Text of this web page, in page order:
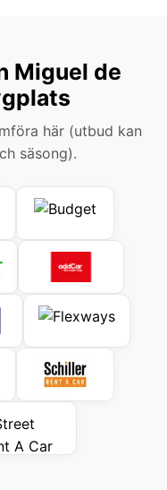
Miguel de
här (utbud kan
säsong).